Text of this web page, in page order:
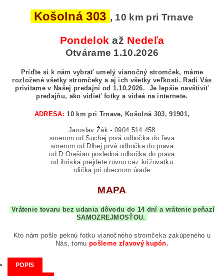
Košolná 303 , 10 km pri Trnave
Pondelok až Nedeľa
Otvárame 1.10.2026
Príďte si k nám vybrať umelý vianočný stromček, máme
rozložené všetky stromčeky a aj ich všetky veľkosti. Radi Vás
privítame v Našej predajni od 1.10.2026.
Je lepšie navštíviť
predajňu, ako vidieť fotky a videá na internete.
ADRESA:10 km pri Trnave, Košolná 303, 91901,
Jaroslav Žák - 0904 514 458
smerom od Suchej prvá odbočka do ľava
smerom od Dlhej prvá odbočka do prava
od D.Orešian posledná odbočka do prava
od ihriska prejdete rovno cez križovatku
ulička pri obecnom úrade
MAPA
Vrátenie tovaru bez udania dôvodu do 14 dní a vrátenie peňazí
SAMOZREJMOSŤOU.
Kto nám pošle peknú fotku vianočného stromčeka zakúpeného u
Nás, tomupošleme zľavový kupón.
POPIS